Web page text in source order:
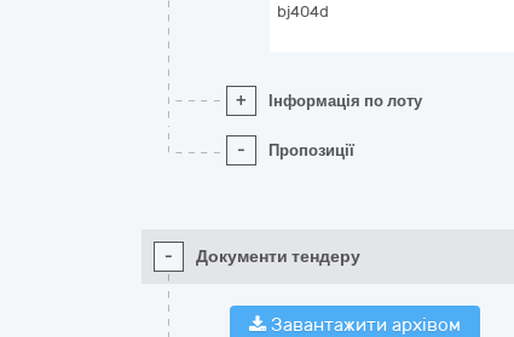
bj404d
+ Інформація по лоту
- Пропозиції
- Документи тендеру
Завантажити архівом